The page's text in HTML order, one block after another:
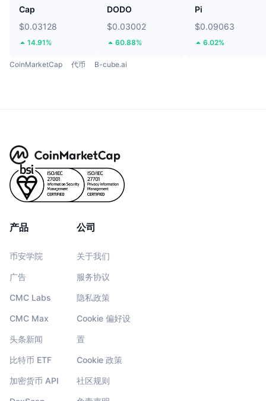
Cap
$0.03128
14.91%
DODO
$0.03002
60.88%
Pi
$0.09063
6.02%
CoinMarketCap 代币 B-cube.ai
产品
币安学院
广告
CMC Labs
CMC Max
头条新闻
比特币 ETF
加密货币 API
公司
关于我们
服务协议
隐私政策
Cookie 偏好设
置
Cookie 政策
社区规则